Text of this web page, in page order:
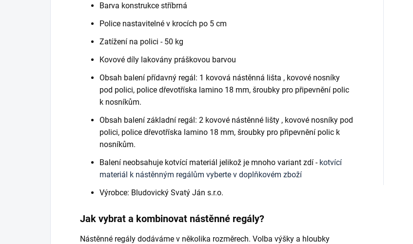
Barva konstrukce stříbrná
Police nastavitelné v krocích po 5 cm
Zatížení na polici - 50 kg
Kovové díly lakovány práškovou barvou
Obsah balení přídavný regál: 1 kovová nástěnná lišta , kovové nosníky
pod polici, police dřevotříska lamino 18 mm, šroubky pro připevnění polic
k nosníkům.
Obsah balení základní regál: 2 kovové nástěnné lišty , kovové nosníky pod
polici, police dřevotříska lamino 18 mm, šroubky pro připevnění polic k
nosníkům.
Balení neobsahuje kotvící materiál jelikož je mnoho variant zdí - kotvící
materiál k nástěnným regálům vyberte v doplňkovém zboží
Výrobce: Bludovický Svatý Ján s.r.o.
Jak vybrat a kombinovat nástěnné regály?
Nástěnné regály dodáváme v několika rozměrech. Volba výšky a hloubky